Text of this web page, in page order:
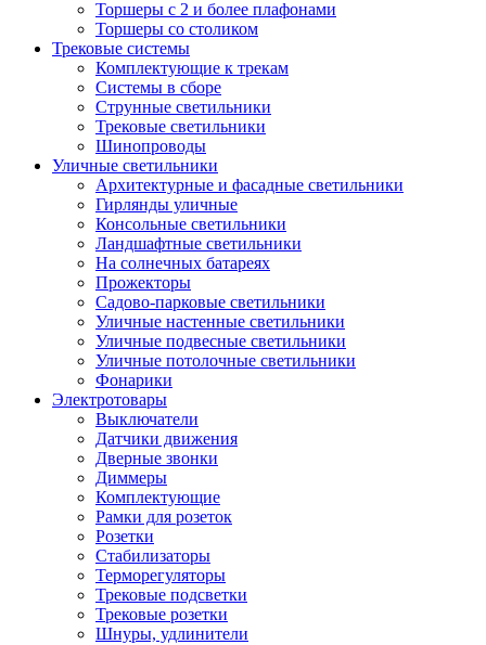
Торшеры с 2 и более плафонами
Торшеры со столиком
Трековые системы
Комплектующие к трекам
Системы в сборе
Струнные светильники
Трековые светильники
Шинопроводы
Уличные светильники
Архитектурные и фасадные светильники
Гирлянды уличные
Консольные светильники
Ландшафтные светильники
На солнечных батареях
Прожекторы
Садово-парковые светильники
Уличные настенные светильники
Уличные подвесные светильники
Уличные потолочные светильники
Фонарики
Электротовары
Выключатели
Датчики движения
Дверные звонки
Диммеры
Комплектующие
Рамки для розеток
Розетки
Стабилизаторы
Терморегуляторы
Трековые подсветки
Трековые розетки
Шнуры, удлинители